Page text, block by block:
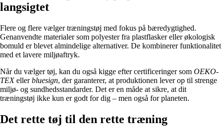
langsigtet
Flere og flere vælger træningstøj med fokus på bæredygtighed.
Genanvendte materialer som polyester fra plastflasker eller økologisk
bomuld er blevet almindelige alternativer. De kombinerer funktionalitet
med et lavere miljøaftryk.
Når du vælger tøj, kan du også kigge efter certificeringer som OEKO-
TEXellerbluesign, der garanterer, at produktionen lever op til strenge
miljø- og sundhedsstandarder. Det er en måde at sikre, at dit
træningstøj ikke kun er godt for dig – men også for planeten.
Det rette tøj til den rette træning